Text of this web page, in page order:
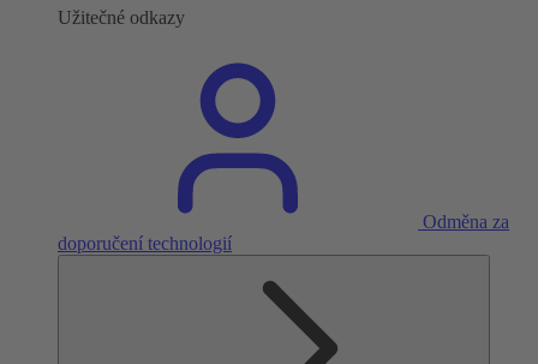
Užitečné odkazy
Odměna za
doporučení technologií